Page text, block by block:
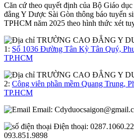
Căn cứ theo quyết định của Bộ Giáo
đẳng Y Dược Sài Gòn thông báo tuyển
TPHCM năm 2025 theo hình thức xét
1: Số 1036 Đường Tân Kỳ Tân Quý,
TP.HCM
2: Công viên phần mềm Quang Trung,
TP.HCM
Email:
Điện thoại:
093.851.9898